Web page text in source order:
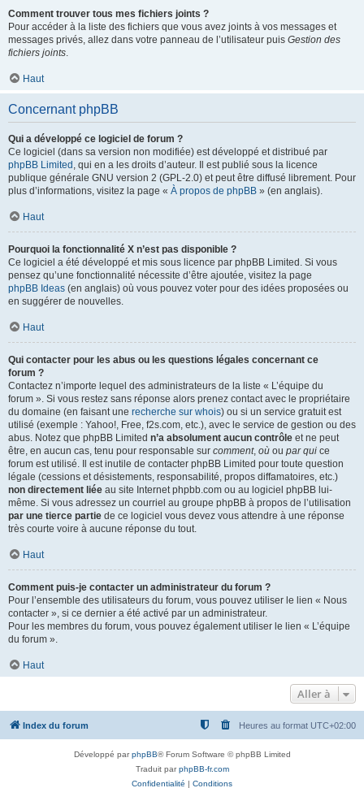
Comment trouver tous mes fichiers joints ?
Pour accéder à la liste des fichiers que vous avez joints à vos messages et
messages privés, allez dans votre panneau de l’utilisateur puis Gestion des
fichiers joints.
Haut
Concernant phpBB
Qui a développé ce logiciel de forum ?
Ce logiciel (dans sa version non modifiée) est développé et distribué par
phpBB Limited , qui en a les droits d’auteur. Il est publié sous la licence
publique générale GNU version 2 (GPL-2.0) et peut être diffusé librement. Pour
plus d’informations, visitez la page « À propos de phpBB » (en anglais).
Haut
Pourquoi la fonctionnalité X n’est pas disponible ?
Ce logiciel a été développé et mis sous licence par phpBB Limited. Si vous
pensez qu’une fonctionnalité nécessite d’être ajoutée, visitez la page
phpBB Ideas (en anglais) où vous pouvez voter pour des idées proposées ou
en suggérer de nouvelles.
Haut
Qui contacter pour les abus ou les questions légales concernant ce
forum ?
Contactez n’importe lequel des administrateurs de la liste « L’équipe du
forum ». Si vous restez sans réponse alors prenez contact avec le propriétaire
du domaine (en faisant une recherche sur whois) ou si un service gratuit est
utilisé (exemple : Yahoo!, Free, f2s.com, etc.), avec le service de gestion ou des
abus. Notez que phpBB Limited n’a absolument aucun contrôle et ne peut
être, en aucun cas, tenu pour responsable sur comment, où ou par qui ce
forum est utilisé. Il est inutile de contacter phpBB Limited pour toute question
légale (cessions et désistements, responsabilité, propos diffamatoires, etc.)
non directement liée au site Internet phpbb.com ou au logiciel phpBB lui-
même. Si vous adressez un courriel au groupe phpBB à propos de l’utilisation
par une tierce partie de ce logiciel vous devez vous attendre à une réponse
très courte voire à aucune réponse du tout.
Haut
Comment puis-je contacter un administrateur du forum ?
Pour l’ensemble des utilisateurs du forum, vous pouvez utiliser le lien « Nous
contacter », si ce dernier a été activé par un administrateur.
Pour les membres du forum, vous pouvez également utiliser le lien « L’équipe
du forum ».
Haut
Aller à
Index du forum Heures au format UTC+02:00
Développé parphpBB® Forum Software © phpBB Limited
Traduit parphpBB-fr.com
Confidentialité | Conditions